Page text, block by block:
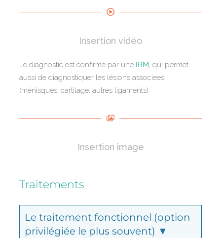
Insertion vidéo
Le diagnostic est confirmé par une IRM, qui permet
aussi de diagnostiquer les lésions associées
(ménisques, cartilage, autres ligaments).
Insertion image
Traitements
Le traitement fonctionnel (option
privilégiée le plus souvent) ▼